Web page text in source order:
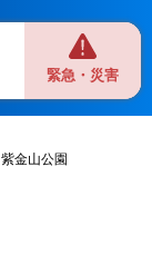
緊急・災害
金山公園